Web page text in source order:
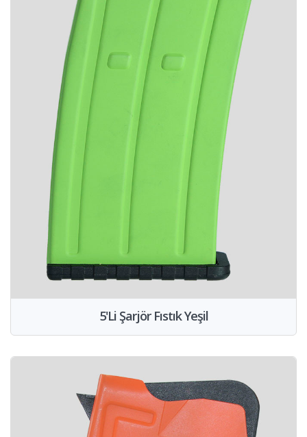
5'Li Şarjör Fıstık Yeşil